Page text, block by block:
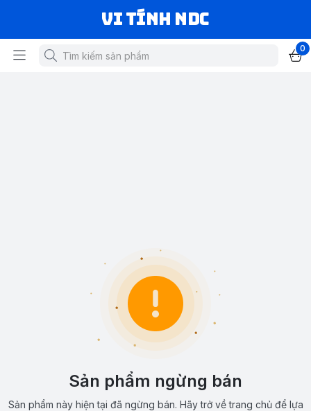
VI TÍNH NDC
0
Sản phẩm ngừng bán
Sản phẩm này hiện tại đã ngừng bán. Hãy trở về trang chủ để lựa